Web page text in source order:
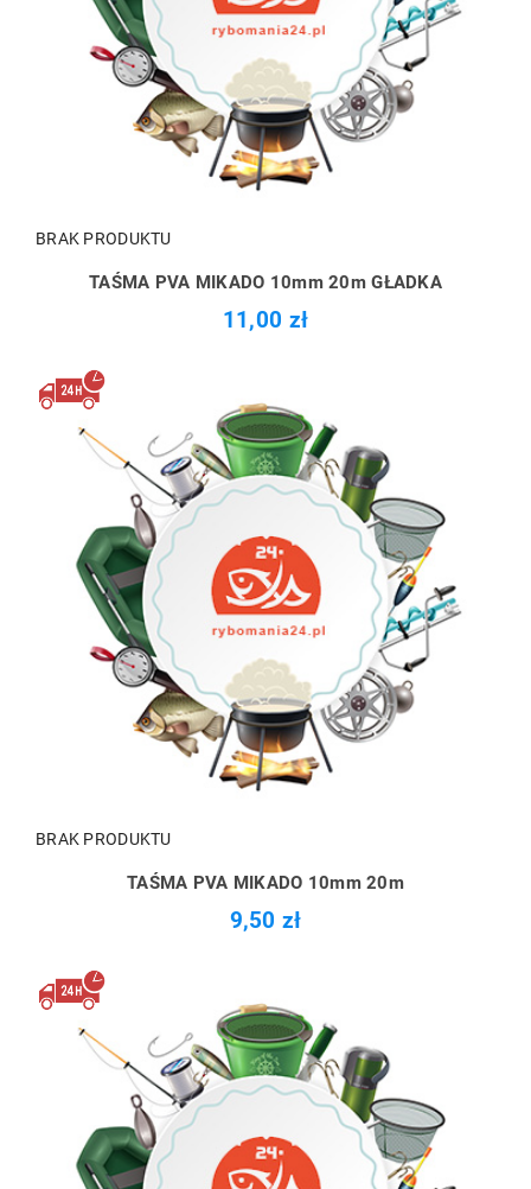
BRAK PRODUKTU
TAŚMA PVA MIKADO 10mm 20m GŁADKA
11,00 zł
BRAK PRODUKTU
TAŚMA PVA MIKADO 10mm 20m
9,50 zł